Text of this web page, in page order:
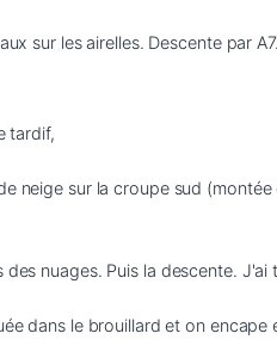
sur les airelles. Descente par
tardif,
neige sur la croupe sud
nuages. Puis la descente.
dans le brouillard et on